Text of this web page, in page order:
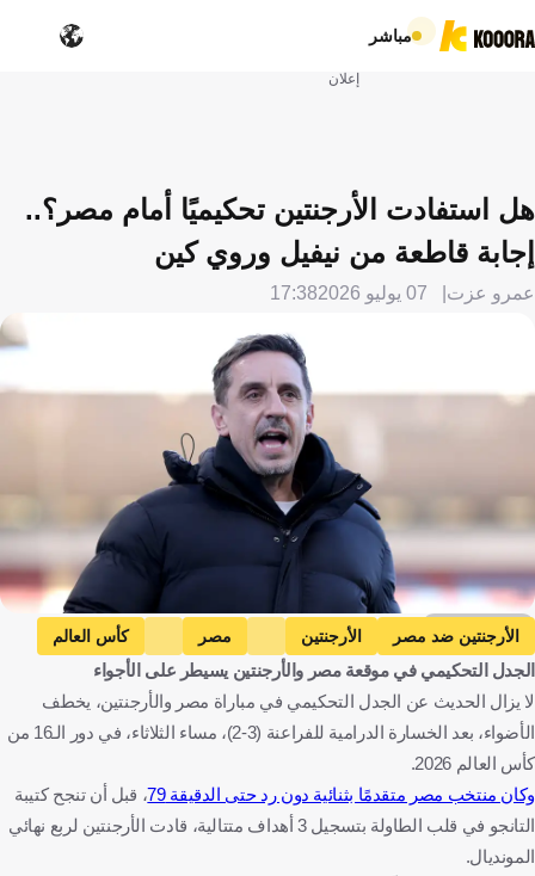
مباشر
إعلان
هل استفادت الأرجنتين تحكيميًا أمام مصر؟..
إجابة قاطعة من نيفيل وروي كين
عمرو عزت 07 يوليو 2026 17:38
Getty Images
الأرجنتين ضد مصر الأرجنتين مصر
كأس العالم
روي كين
غاري نيفيل الأرجنتين مصر
الولايات المتحدة
أيرلندا
إنجلترا كرة قدم
الجدل التحكيمي في موقعة مصر والأرجنتين يسيطر على الأجواء
لا يزال الحديث عن الجدل التحكيمي في مباراة مصر والأرجنتين، يخطف
الأضواء، بعد الخسارة الدرامية للفراعنة (3-2)، مساء الثلاثاء، في دور الـ16 من
كأس العالم 2026.
وكان منتخب مصر متقدمًا بثنائية دون رد حتى الدقيقة 79
، قبل أن تنجح كتيبة
التانجو في قلب الطاولة بتسجيل 3 أهداف متتالية، قادت الأرجنتين لربع نهائي
المونديال.